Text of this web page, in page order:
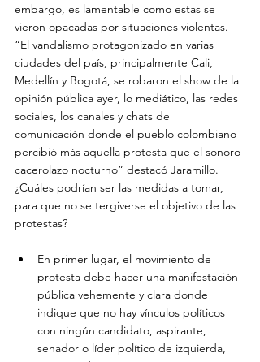
embargo, es lamentable como estas se
vieron opacadas por situaciones violentas.
“El vandalismo protagonizado en varias
ciudades del país, principalmente Cali,
Medellín y Bogotá, se robaron el show de la
opinión pública ayer, lo mediático, las redes
sociales, los canales y chats de
comunicación donde el pueblo colombiano
percibió más aquella protesta que el sonoro
cacerolazo nocturno” destacó Jaramillo.
¿Cuáles podrían ser las medidas a tomar,
para que no se tergiverse el objetivo de las
protestas?
En primer lugar, el movimiento de
protesta debe hacer una manifestación
pública vehemente y clara donde
indique que no hay vínculos políticos
con ningún candidato, aspirante,
senador o líder político de izquierda,